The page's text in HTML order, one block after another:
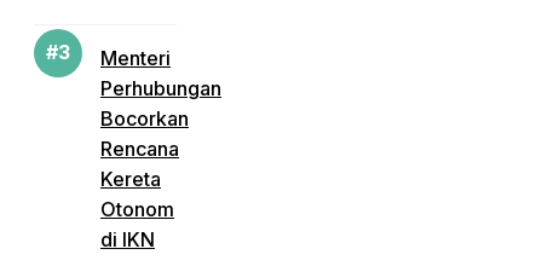
Menteri
Perhubungan
Bocorkan
Rencana
Kereta
Otonom
di IKN